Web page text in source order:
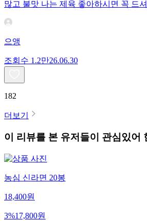
많고 불맛 나는 제육 좋아하시면 꼭 드
으앵
조회수 1.2만26.06.30
182
더보기
이 리뷰를 본 유저들이 관심있어
농심 신라면 20봉
18,400원
3%17,800원